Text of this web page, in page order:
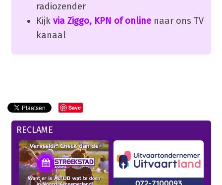
radiozender
Kijk via Ziggo, KPN of onlinenaar ons TV
kanaal
Save
RECLAME